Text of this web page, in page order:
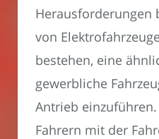
Herausforderungen
von
bestehen, eine
gewerbliche
Antrieb
Fahrern mit der